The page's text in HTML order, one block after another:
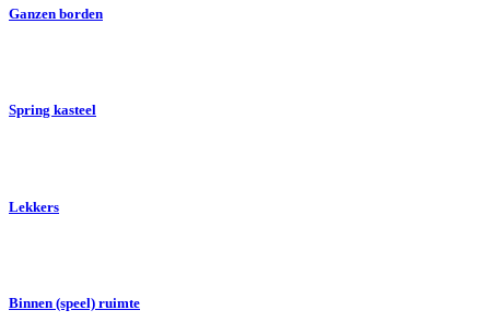
Ganzen borden
Spring kasteel
Lekkers
Binnen (speel) ruimte